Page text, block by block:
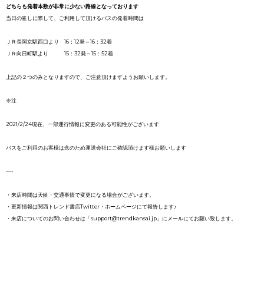
どちらも発着本数が非常に少ない路線となっております
当日の催しに際して、ご利用して頂けるバスの発着時間は
ＪＲ長岡京駅西口より 16：12発～16：32着
ＪＲ向日町駅より 15：32発～15：52着
上記の２つのみとなりますので、ご注意頂けますようお願いします。
※注
2021/2/24現在、一部運行情報に変更のある可能性がございます
バスをご利用のお客様は念のため運送会社にご確認頂けます様お願いします
—-
・来店時間は天候・交通事情で変更になる場合がございます。
・更新情報は関西トレンド書店Twitter・ホームページにて報告します♪
・来店についてのお問い合わせは「support@trendkansai.jp」にメールにてお願い致します。